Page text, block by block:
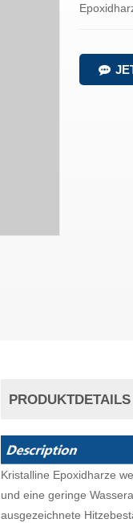
PRODUKTDETAILS
Kristalline Epoxidharze
und eine geringe
ausgezeichnete